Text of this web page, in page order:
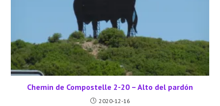
Chemin de Compostelle 2-20 – Alto del pardón
2020-12-16